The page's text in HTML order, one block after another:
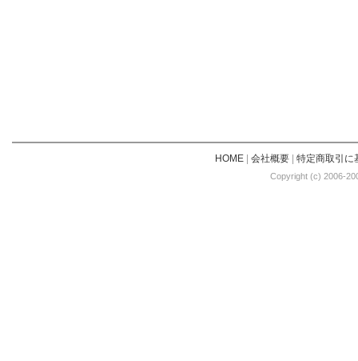
HOME| 会社概要| 特定商取引に
Copyright (c) 2006-